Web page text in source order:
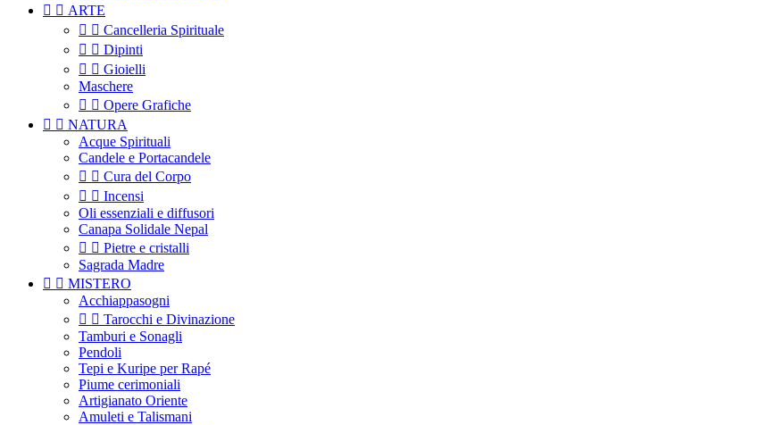
  ARTE
  Cancelleria Spirituale
  Dipinti
  Gioielli
Maschere
  Opere Grafiche
  NATURA
Acque Spirituali
Candele e Portacandele
  Cura del Corpo
  Incensi
Oli essenziali e diffusori
Canapa Solidale Nepal
  Pietre e cristalli
Sagrada Madre
  MISTERO
Acchiappasogni
  Tarocchi e Divinazione
Tamburi e Sonagli
Pendoli
Tepi e Kuripe per Rapé
Piume cerimoniali
Artigianato Oriente
Amuleti e Talismani